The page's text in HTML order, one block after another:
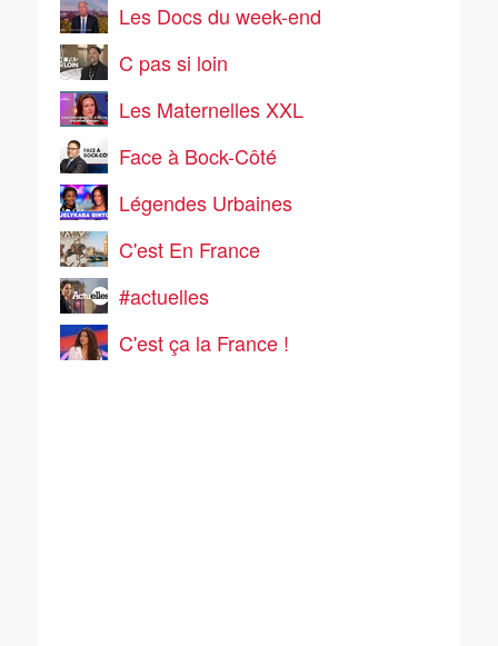
Les Docs du week-end
C pas si loin
Les Maternelles XXL
Face à Bock-Côté
Légendes Urbaines
C'est En France
#actuelles
C'est ça la France !